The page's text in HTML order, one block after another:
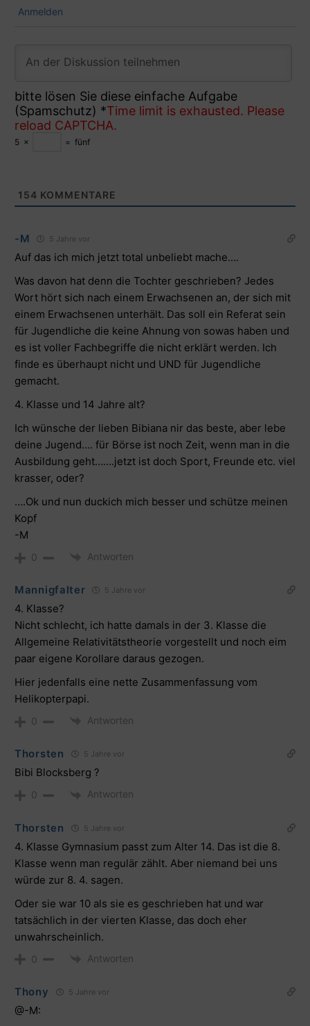
Anmelden
bitte lösen Sie diese einfache Aufgabe
(Spamschutz) *Time limit is exhausted. Please
reload CAPTCHA.
5 × = fünf
154 KOMMENTARE
-M 5 Jahre vor
Auf das ich mich jetzt total unbeliebt mache….
Was davon hat denn die Tochter geschrieben? Jedes
Wort hört sich nach einem Erwachsenen an, der sich mit
einem Erwachsenen unterhält. Das soll ein Referat sein
für Jugendliche die keine Ahnung von sowas haben und
es ist voller Fachbegriffe die nicht erklärt werden. Ich
finde es überhaupt nicht und UND für Jugendliche
gemacht.
4. Klasse und 14 Jahre alt?
Ich wünsche der lieben Bibiana nir das beste, aber lebe
deine Jugend…. für Börse ist noch Zeit, wenn man in die
Ausbildung geht…….jetzt ist doch Sport, Freunde etc. viel
krasser, oder?
….Ok und nun duckich mich besser und schütze meinen
Kopf
-M
0 Antworten
Mannigfalter 5 Jahre vor
4. Klasse?
Nicht schlecht, ich hatte damals in der 3. Klasse die
Allgemeine Relativitätstheorie vorgestellt und noch eim
paar eigene Korollare daraus gezogen.
Hier jedenfalls eine nette Zusammenfassung vom
Helikopterpapi.
0 Antworten
Thorsten 5 Jahre vor
Bibi Blocksberg ?
0 Antworten
Thorsten 5 Jahre vor
4. Klasse Gymnasium passt zum Alter 14. Das ist die 8.
Klasse wenn man regulär zählt. Aber niemand bei uns
würde zur 8. 4. sagen.
Oder sie war 10 als sie es geschrieben hat und war
tatsächlich in der vierten Klasse, das doch eher
unwahrscheinlich.
0 Antworten
Thony 5 Jahre vor
@-M: